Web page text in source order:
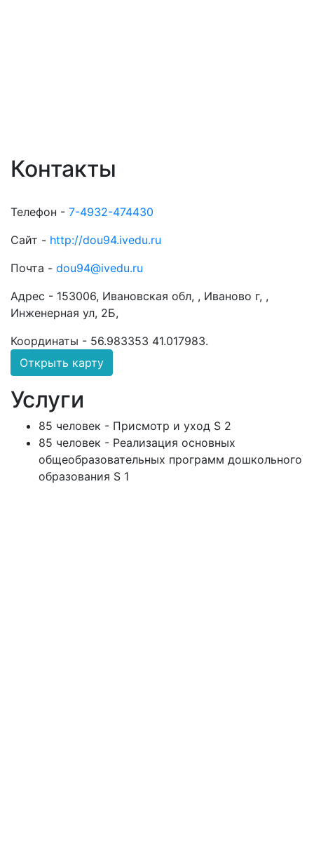
Контакты
Телефон - 7-4932-474430
Сайт - http://dou94.ivedu.ru
Почта - dou94@ivedu.ru
Адрес - 153006, Ивановская обл, , Иваново г, ,
Инженерная ул, 2Б,
Координаты - 56.983353 41.017983.
Открыть карту
Услуги
85 человек - Присмотр и уход S 2
85 человек - Реализация основных
общеобразовательных программ дошкольного
образования S 1